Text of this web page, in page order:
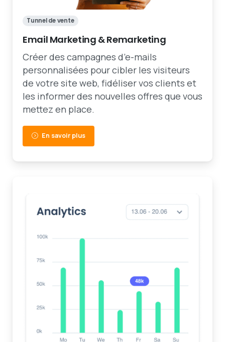
Tunnel de vente
Email Marketing & Remarketing
Créer des campagnes d’e-mails
personnalisées pour cibler les visiteurs
de votre site web, fidéliser vos clients et
les informer des nouvelles offres que vous
mettez en place.
En savoir plus